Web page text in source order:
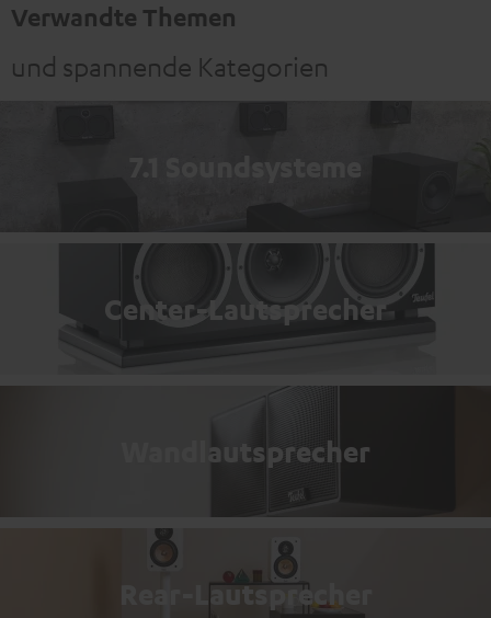
Verwandte Themen
und spannende Kategorien
7.1 Soundsysteme
Center-Lautsprecher
Wandlautsprecher
Rear-Lautsprecher